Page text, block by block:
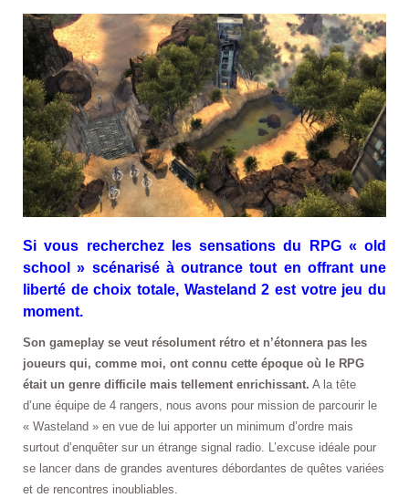
Si vous recherchez les sensations du RPG « old
school » scénarisé à outrance tout en offrant une
liberté de choix totale, Wasteland 2 est votre jeu du
moment.
Son gameplay se veut résolument rétro et n’étonnera pas les
joueurs qui, comme moi, ont connu cette époque où le RPG
était un genre difficile mais tellement enrichissant. A la tête
d’une équipe de 4 rangers, nous avons pour mission de parcourir le
« Wasteland » en vue de lui apporter un minimum d’ordre mais
surtout d’enquêter sur un étrange signal radio. L’excuse idéale pour
se lancer dans de grandes aventures débordantes de quêtes variées
et de rencontres inoubliables.